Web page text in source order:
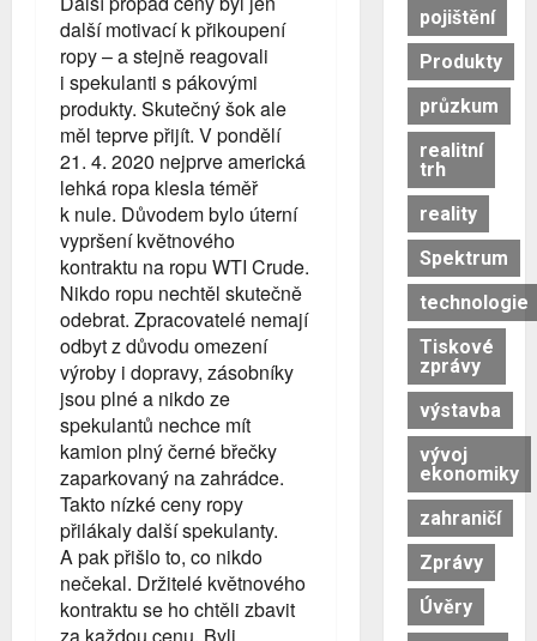
další motivací k přikoupení
ropy – a stejně reagovali
i spekulanti s pákovými
produkty. Skutečný šok ale
měl teprve přijít. V pondělí
21. 4. 2020 nejprve americká
lehká ropa klesla téměř
k nule. Důvodem bylo úterní
vypršení květnového
kontraktu na ropu WTI Crude.
Nikdo ropu nechtěl skutečně
odebrat. Zpracovatelé nemají
odbyt z důvodu omezení
výroby i dopravy, zásobníky
jsou plné a nikdo ze
spekulantů nechce mít
kamion plný černé břečky
zaparkovaný na zahrádce.
Takto nízké ceny ropy
přilákaly další spekulanty.
A pak přišlo to, co nikdo
nečekal. Držitelé květnového
kontraktu se ho chtěli zbavit
pojištění
Produkty
průzkum
realitní
trh
reality
Spektrum
technologie
Tiskové
zprávy
výstavba
vývoj
ekonomiky
zahraničí
Zprávy
Úvěry